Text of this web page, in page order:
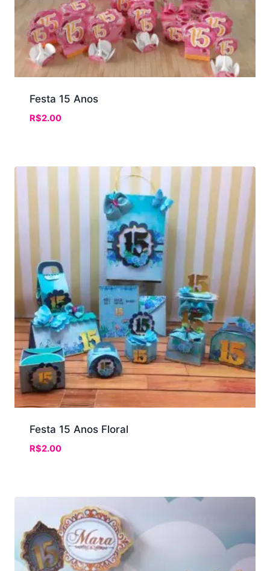
Festa 15 Anos
R$2.00
Festa 15 Anos Floral
R$2.00